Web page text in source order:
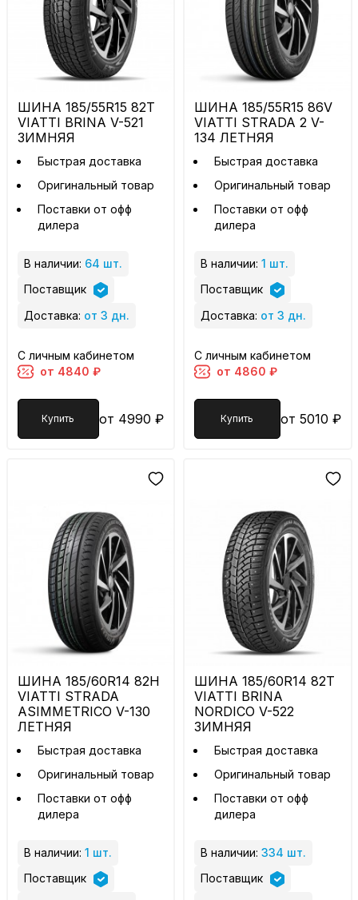
ШИНА 185/55R15 82T
VIATTI BRINA V-521
ЗИМНЯЯ
Быстрая доставка
Оригинальный товар
Поставки от офф
дилера
В наличии: 64 шт.
Поставщик
Доставка: от 3 дн.
С личным кабинетом
от 4840 ₽
Купить от 4990 ₽
ШИНА 185/55R15 86V
VIATTI STRADA 2 V-
134 ЛЕТНЯЯ
Быстрая доставка
Оригинальный товар
Поставки от офф
дилера
В наличии: 1 шт.
Поставщик
Доставка: от 3 дн.
С личным кабинетом
от 4860 ₽
Купить от 5010 ₽
ШИНА 185/60R14 82H
VIATTI STRADA
ASIMMETRICO V-130
ЛЕТНЯЯ
Быстрая доставка
Оригинальный товар
Поставки от офф
дилера
В наличии: 1 шт.
Поставщик
ШИНА 185/60R14 82T
VIATTI BRINA
NORDICO V-522
ЗИМНЯЯ
Быстрая доставка
Оригинальный товар
Поставки от офф
дилера
В наличии: 334 шт.
Поставщик